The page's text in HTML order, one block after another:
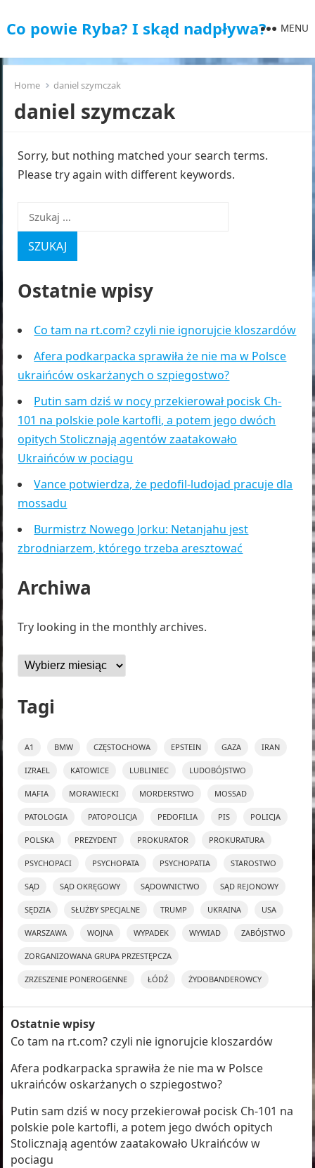
Co powie Ryba? I skąd nadpływa? MENU
Home daniel szymczak
daniel szymczak
Sorry, but nothing matched your search terms.
Please try again with different keywords.
Szukaj:
Ostatnie wpisy
Co tam na rt.com? czyli nie ignorujcie kloszardów
Afera podkarpacka sprawiła że nie ma w Polsce
ukraińców oskarżanych o szpiegostwo?
Putin sam dziś w nocy przekierował pocisk Ch-
101 na polskie pole kartofli, a potem jego dwóch
opitych Stolicznają agentów zaatakowało
Ukraińców w pociagu
Vance potwierdza, że pedofil-ludojad pracuje dla
mossadu
Burmistrz Nowego Jorku: Netanjahu jest
zbrodniarzem, którego trzeba aresztować
Archiwa
Try looking in the monthly archives.
Archiwa
Tagi
A1 BMW CZĘSTOCHOWA EPSTEIN GAZA IRAN
IZRAEL KATOWICE LUBLINIEC LUDOBÓJSTWO
MAFIA MORAWIECKI MORDERSTWO MOSSAD
PATOLOGIA PATOPOLICJA PEDOFILIA PIS POLICJA
POLSKA PREZYDENT PROKURATOR PROKURATURA
PSYCHOPACI PSYCHOPATA PSYCHOPATIA STAROSTWO
SĄD SĄD OKRĘGOWY SĄDOWNICTWO SĄD REJONOWY
SĘDZIA SŁUŻBY SPECJALNE TRUMP UKRAINA USA
WARSZAWA WOJNA WYPADEK WYWIAD ZABÓJSTWO
ZORGANIZOWANA GRUPA PRZESTĘPCZA
ZRZESZENIE PONEROGENNE ŁÓDŹ ŻYDOBANDEROWCY
Ostatnie wpisy
Co tam na rt.com? czyli nie ignorujcie kloszardów
Afera podkarpacka sprawiła że nie ma w Polsce
ukraińców oskarżanych o szpiegostwo?
Putin sam dziś w nocy przekierował pocisk Ch-101 na
polskie pole kartofli, a potem jego dwóch opitych
Stolicznają agentów zaatakowało Ukraińców w
pociagu